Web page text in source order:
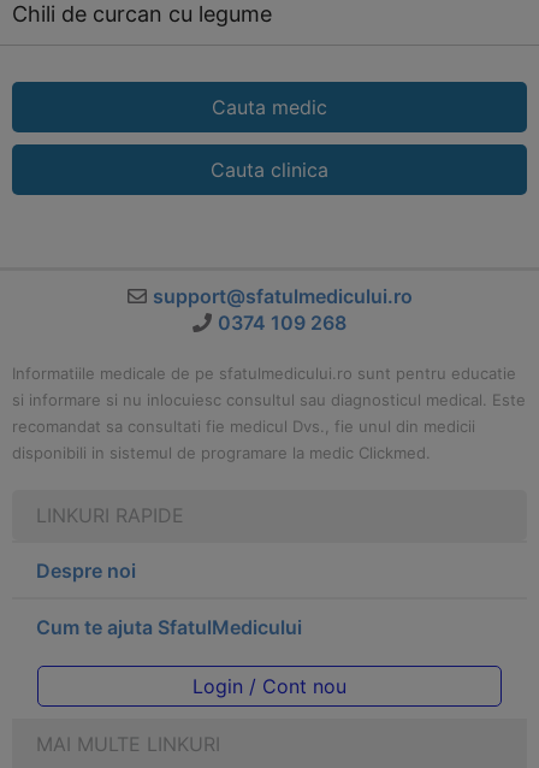
Chili de curcan cu legume
Cauta medic
Cauta clinica
support@sfatulmedicului.ro
0374 109 268
Informatiile medicale de pe sfatulmedicului.ro sunt pentru educatie
si informare si nu inlocuiesc consultul sau diagnosticul medical. Este
recomandat sa consultati fie medicul Dvs., fie unul din medicii
disponibili in sistemul de programare la medic Clickmed.
LINKURI RAPIDE
Despre noi
Cum te ajuta SfatulMedicului
Login / Cont nou
MAI MULTE LINKURI